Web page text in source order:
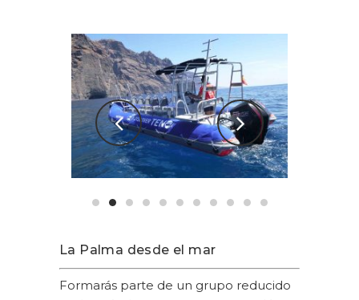
La Palma desde el mar
Formarás parte de un grupo reducido